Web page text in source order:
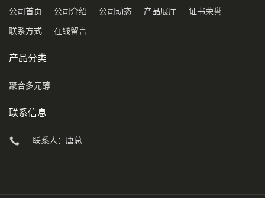
公司首页 公司介绍 公司动态 产品展厅 证书荣誉
联系方式 在线留言
产品分类
聚合多元醇
联系信息
联系人：唐总